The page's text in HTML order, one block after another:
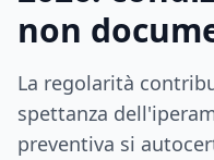
non
La regolarità
spettanza
preventiva si